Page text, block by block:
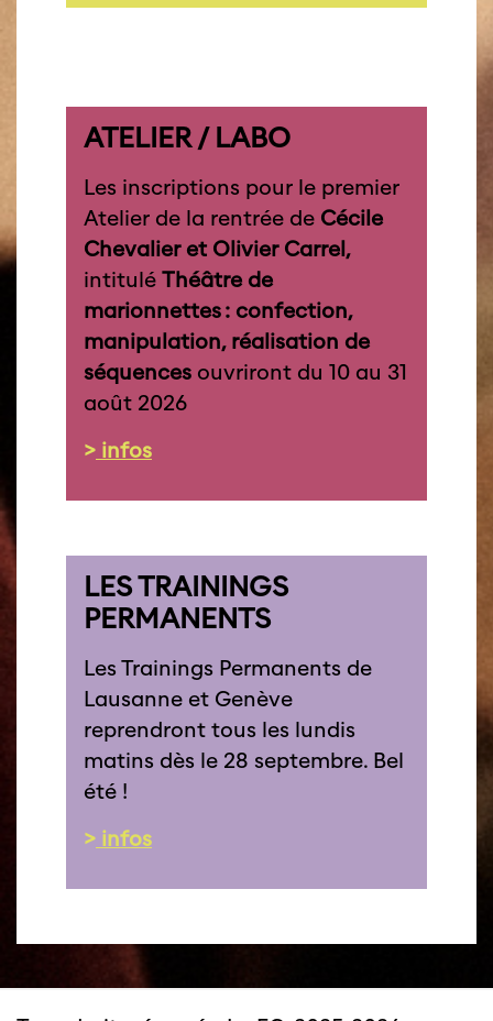
ATELIER / LABO
Les inscriptions pour le premier
Atelier de la rentrée de Cécile
Chevalier et Olivier Carrel,
intitulé
Théâtre de
marionnettes : confection,
manipulation, réalisation de
séquences ouvriront du 10 au 31
août 2026
> infos
LES TRAININGS
PERMANENTS
Les Trainings Permanents de
Lausanne et Genève
reprendront tous les lundis
matins dès le 28 septembre. Bel
été !
> infos